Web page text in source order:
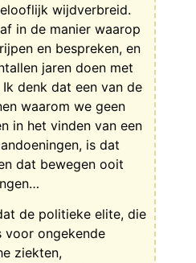
wijdverbreid.
in de manier waarop
en bespreken, en
jaren doen met
denk dat een van de
waarom we geen
in het vinden van een
is dat
dat bewegen ooit
de politieke elite, die
ongekende
ziekten,